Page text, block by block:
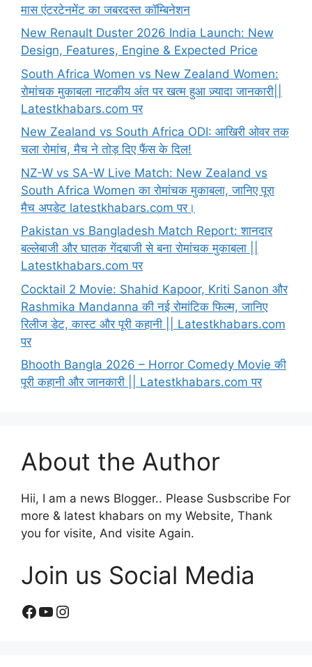
मास एंटरटेनमेंट का जबरदस्त कॉम्बिनेशन
New Renault Duster 2026 India Launch: New
Design, Features, Engine & Expected Price
South Africa Women vs New Zealand Women:
रोमांचक मुकाबला नाटकीय अंत पर खत्म हुआ ज़्यादा जानकारी||
Latestkhabars.com पर
New Zealand vs South Africa ODI: आखिरी ओवर तक
चला रोमांच, मैच ने तोड़ दिए फैंस के दिल!
NZ-W vs SA-W Live Match: New Zealand vs
South Africa Women का रोमांचक मुकाबला, जानिए पूरा
मैच अपडेट latestkhabars.com पर।
Pakistan vs Bangladesh Match Report: शानदार
बल्लेबाजी और घातक गेंदबाजी से बना रोमांचक मुकाबला ||
Latestkhabars.com पर
Cocktail 2 Movie: Shahid Kapoor, Kriti Sanon और
Rashmika Mandanna की नई रोमांटिक फिल्म, जानिए
रिलीज डेट, कास्ट और पूरी कहानी || Latestkhabars.com
पर
Bhooth Bangla 2026 – Horror Comedy Movie की
पूरी कहानी और जानकारी || Latestkhabars.com पर
About the Author
Hii, I am a news Blogger.. Please Susbscribe For
more & latest khabars on my Website, Thank
you for visite, And visite Again.
Join us Social Media
Facebook
YouTube
Instagram